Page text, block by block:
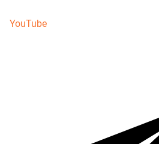
YouTube